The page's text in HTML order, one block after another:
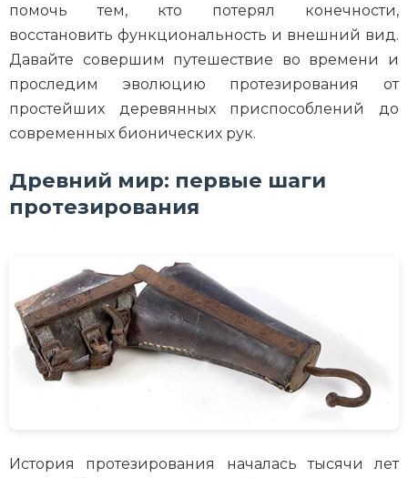
помочь тем, кто потерял конечности,
восстановить функциональность и внешний вид.
Давайте совершим путешествие во времени и
проследим эволюцию протезирования от
простейших деревянных приспособлений до
современных бионических рук.
Древний мир: первые шаги
протезирования
История протезирования началась тысячи лет